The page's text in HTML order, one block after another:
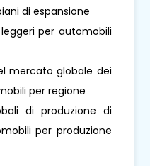
di espansione
per automobili
mercato globale dei
per regione
di produzione di
per produzione